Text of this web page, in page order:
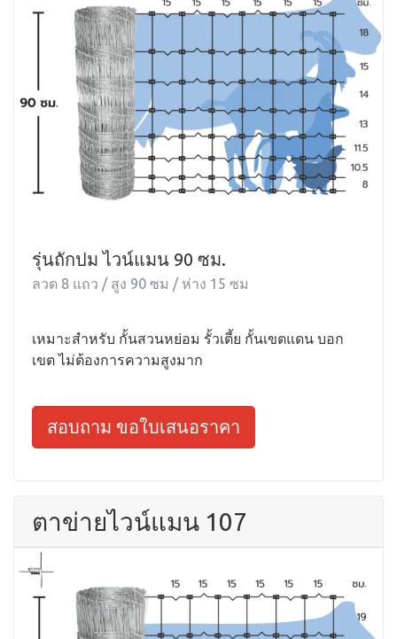
รุ่นถักปม ไวน์แมน 90 ซม.
ลวด 8 แถว / สูง 90 ซม / ห่าง 15 ซม
เหมาะสำหรับ กั้นสวนหย่อม รั้วเตี้ย กั้นเขตแดน บอก
เขต ไม่ต้องการความสูงมาก
สอบถาม ขอใบเสนอราคา
ตาข่ายไวน์แมน 107